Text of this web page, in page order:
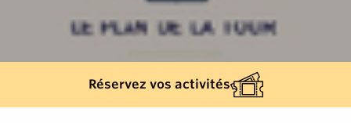
Réservez vos activités